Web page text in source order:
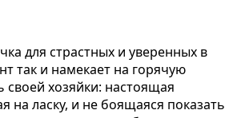
для страстных и уверенных в
так и намекает на горячую
своей хозяйки: настоящая
на ласку, и не боящаяся показать